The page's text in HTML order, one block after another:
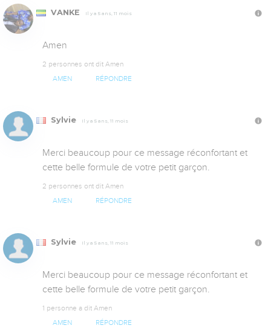
VANKE Il y a 5 ans, 11 mois
Amen
2 personnes ont dit Amen
AMEN RÉPONDRE
Sylvie Il y a 5 ans, 11 mois
Merci beaucoup pour ce message réconfortant et
cette belle formule de votre petit garçon.
2 personnes ont dit Amen
AMEN RÉPONDRE
Sylvie Il y a 5 ans, 11 mois
Merci beaucoup pour ce message réconfortant et
cette belle formule de votre petit garçon.
1 personne a dit Amen
AMEN RÉPONDRE